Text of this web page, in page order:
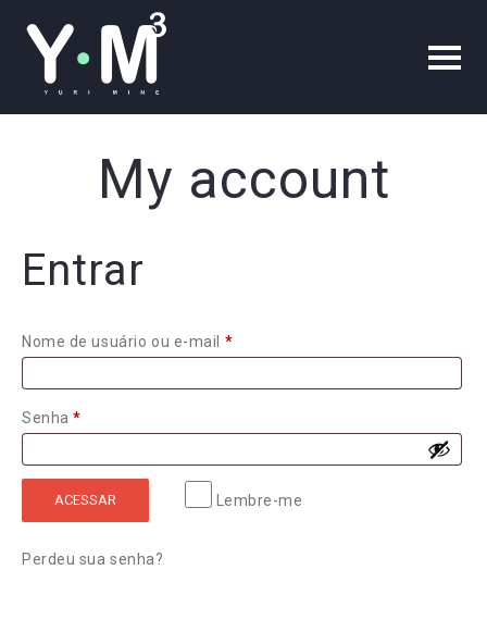
My account
Entrar
Nome de usuário ou e-mail *Obrigatório
Senha*Obrigatório
Lembre-me
ACESSAR
Perdeu sua senha?